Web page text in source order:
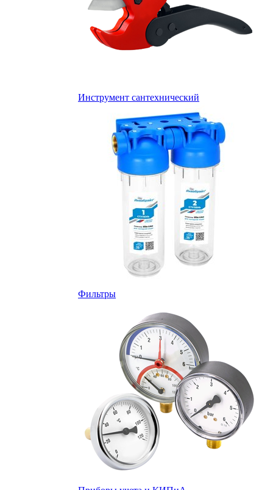
Инструмент сантехнический
Фильтры